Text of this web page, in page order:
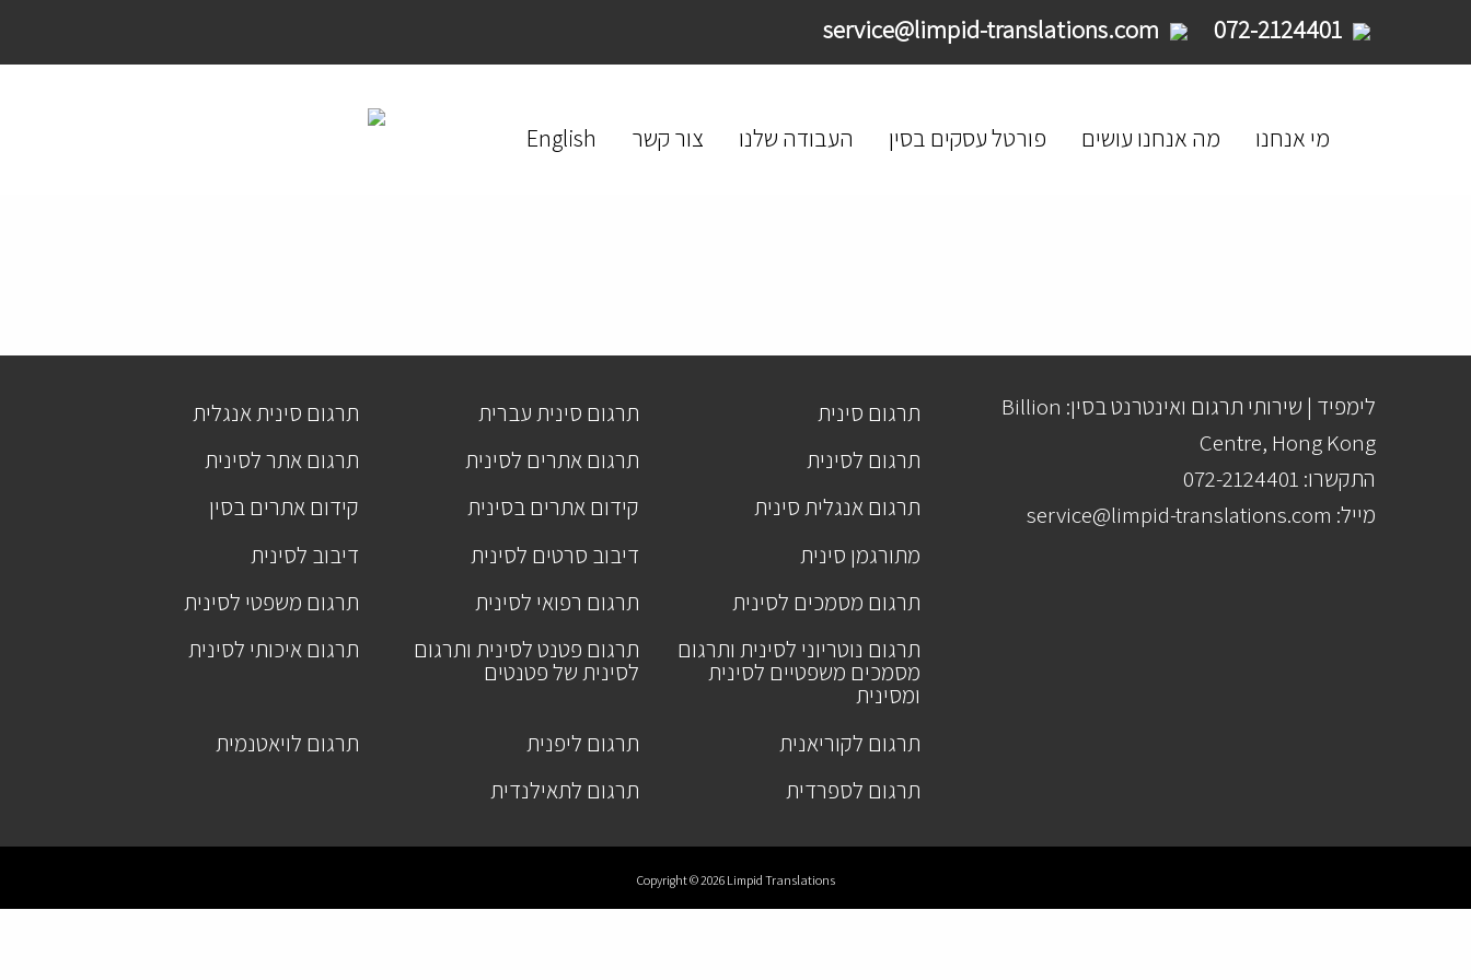
מי אנחנו מה אנחנו עושים פורטל עסקים בסין העבודה שלנו צור קשר English
לימפיד | שירותי תרגום ואינטרנט בסין: Billion
Centre, Hong Kong
התקשרו: 072-2124401
מייל: service@limpid-translations.com
תרגום סינית תרגום סינית עברית
תרגום סינית אנגלית
תרגום לסינית
תרגום אתרים לסינית
תרגום אתר לסינית
תרגום אנגלית סינית
קידום אתרים בסינית
קידום אתרים בסין
מתורגמן סינית
דיבוב סרטים לסינית
דיבוב לסינית
תרגום מסמכים לסינית
תרגום רפואי לסינית
תרגום משפטי לסינית
תרגום נוטריוני לסינית ותרגום
מסמכים משפטיים לסינית
ומסינית
תרגום פטנט לסינית ותרגום
לסינית של פטנטים
תרגום איכותי לסינית
תרגום לקוריאנית תרגום ליפנית
תרגום לויאטנמית
תרגום לספרדית
תרגום לתאילנדית
Copyright © 2026 Limpid Translations